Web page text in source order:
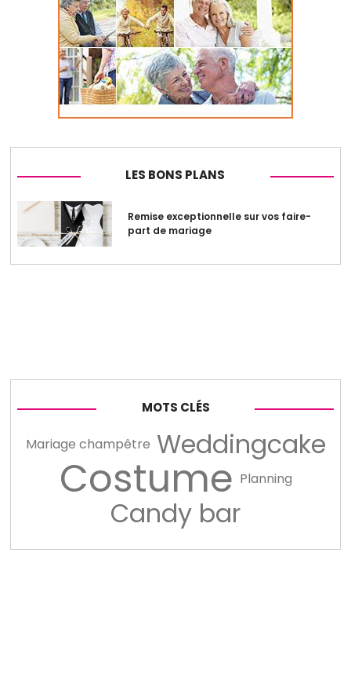
LES BONS PLANS
Remise exceptionnelle sur vos faire-
part de mariage
MOTS CLÉS
Mariage champêtre Weddingcake
Costume Planning
Candy bar